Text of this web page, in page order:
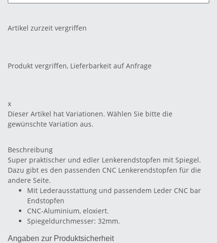
Artikel zurzeit vergriffen
Produkt vergriffen, Lieferbarkeit auf Anfrage
x
Dieser Artikel hat Variationen. Wählen Sie bitte die
gewünschte Variation aus.
Beschreibung
Super praktischer und edler Lenkerendstopfen mit Spiegel.
Dazu gibt es den passenden CNC Lenkerendstopfen für die
andere Seite.
Mit Lederausstattung und passendem Leder CNC bar
Endstopfen
CNC-Aluminium, eloxiert.
Spiegeldurchmesser: 32mm.
Angaben zur Produktsicherheit